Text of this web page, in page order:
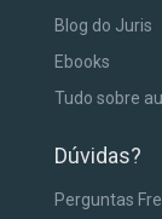
Blog do Juris
Ebooks
Tudo sobre
Dúvidas?
Perguntas